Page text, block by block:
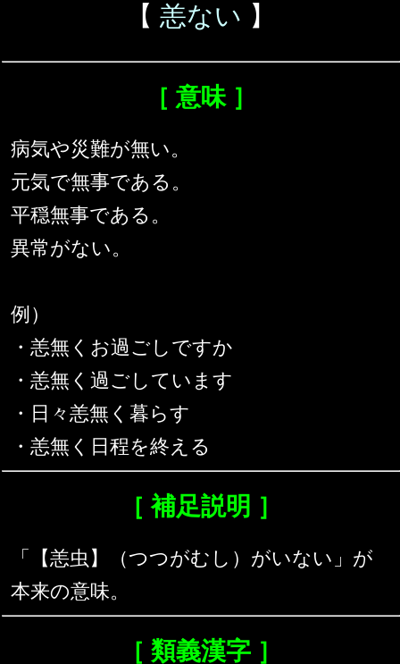
【 恙ない 】
［ 意味 ］
病気や災難が無い。
元気で無事である。
平穏無事である。
異常がない。
例）
・恙無くお過ごしですか
・恙無く過ごしています
・日々恙無く暮らす
・恙無く日程を終える
［ 補足説明 ］
「【恙虫】（つつがむし）がいない」が
本来の意味。
［ 類義漢字 ］